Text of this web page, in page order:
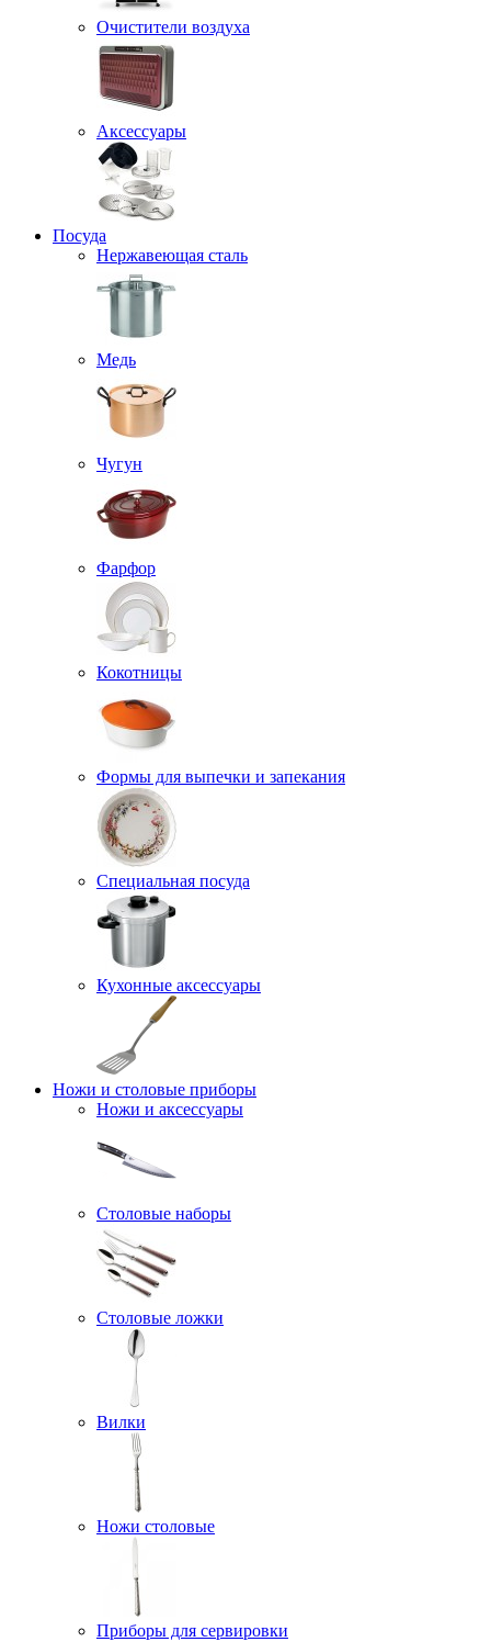
Очистители воздуха
Аксессуары
Посуда
Нержавеющая сталь
Медь
Чугун
Фарфор
Кокотницы
Формы для выпечки и запекания
Специальная посуда
Кухонные аксессуары
Ножи и столовые приборы
Ножи и аксессуары
Столовые наборы
Столовые ложки
Вилки
Ножи столовые
Приборы для сервировки